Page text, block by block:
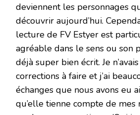
deviennent les personnages
découvrir aujourd’hui.
lecture de FV Estyer est
agréable dans le sens ou son
déjà super bien écrit. Je
corrections à faire et j’ai
échanges que nous avons eu
qu’elle tienne compte de